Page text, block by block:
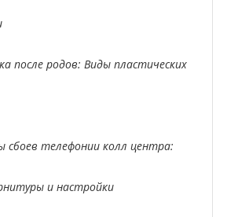
после родов: Виды пластических
сбоев телефонии колл центра:
и настройки